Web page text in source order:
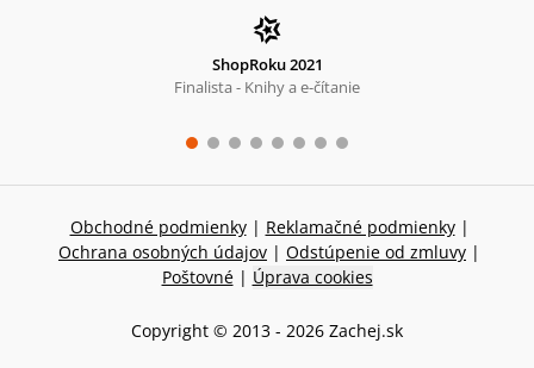
ShopRoku 2021
Finalista - Knihy a e-čítanie
Obchodné podmienky | Reklamačné podmienky |
Ochrana osobných údajov | Odstúpenie od zmluvy |
Poštovné | Úprava cookies
Copyright © 2013 - 2026 Zachej.sk